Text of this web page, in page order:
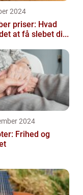
2024
priser: Hvad
at få slebet di...
2024
Frihed og